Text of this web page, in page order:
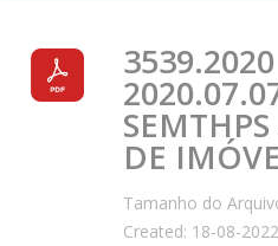
DE
Tamanho do
Created: 18-08-2022